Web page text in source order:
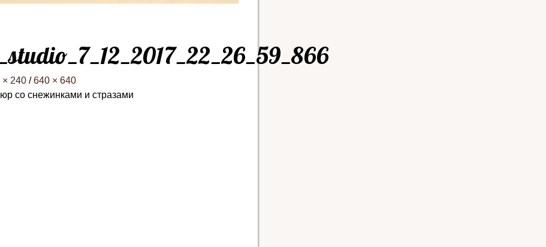
× 240 / 640 × 640
со снежинками и стразами